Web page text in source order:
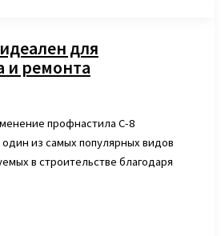
для
и ремонта
профнастила С-8
из самых популярных видов
в строительстве благодаря